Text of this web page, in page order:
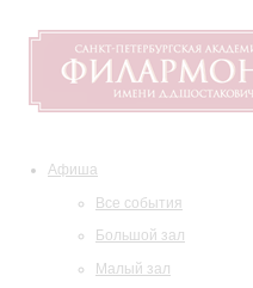
Афиша
Все события
Большой зал
Малый зал